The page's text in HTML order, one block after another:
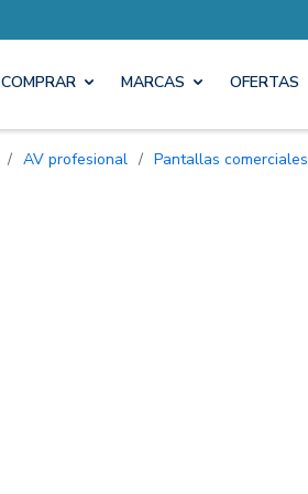
COMPRAR MARCAS OFERTAS
/ AV profesional / Pantallas comerciales